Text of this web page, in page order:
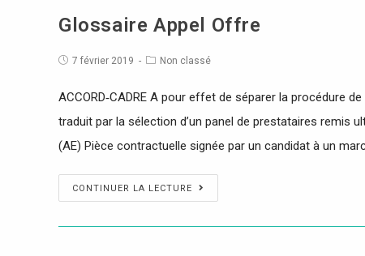
Glossaire Appel Offre
7 février 2019 Non classé
ACCORD‐CADRE A pour effet de séparer la procédure
traduit par la sélection d’un panel de prestataires remis
(AE) Pièce contractuelle signée par un candidat à un
CONTINUER LA LECTURE